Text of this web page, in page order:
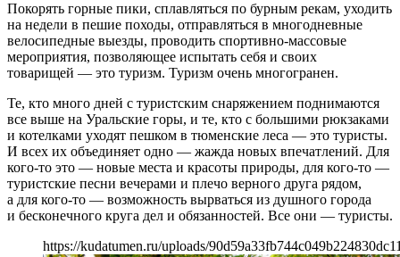
Покорять горные пики, сплавляться по бурным рекам, уходить
на недели в пешие походы, отправляться в многодневные
велосипедные выезды, проводить спортивно-массовые
мероприятия, позволяющее испытать себя и своих
товарищей — это туризм. Туризм очень многогранен.
Те, кто много дней с туристским снаряжением поднимаются
все выше на Уральские горы, и те, кто с большими рюкзаками
и котелками уходят пешком в тюменские леса — это туристы.
И всех их объединяет одно — жажда новых впечатлений. Для
кого-то это — новые места и красоты природы, для кого-то —
туристские песни вечерами и плечо верного друга рядом,
а для кого-то — возможность вырваться из душного города
и бесконечного круга дел и обязанностей. Все они — туристы.
https://kudatumen.ru/uploads/